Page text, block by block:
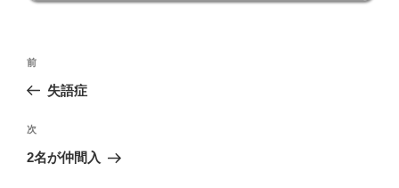
投
ビ
ゲ
前
の
稿
前
失語症
次
の
次
2名が仲間入